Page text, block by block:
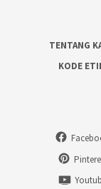
TENTANG
KODE